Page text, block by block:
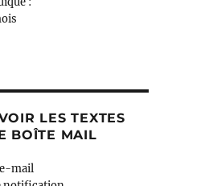
LES TEXTES
BOÎTE MAIL
mail